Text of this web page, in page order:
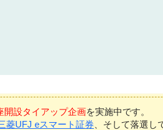
開設タイアップ企画を実施中です。
菱UFJ eスマート証券 、そして落選